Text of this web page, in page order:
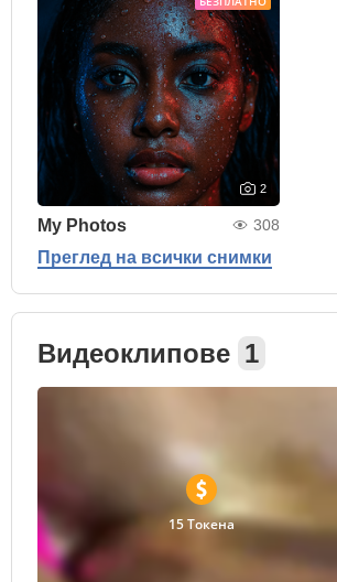
2
My Photos 308
Преглед на всички снимки
Видеоклипове 1
15 Токена